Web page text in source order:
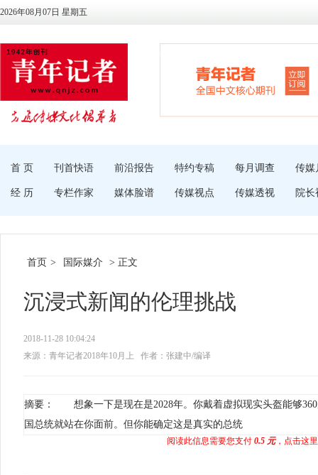
2026年08月07日 星期五
首 页 刊首快语 前沿报告 特约专稿 每月调查 传媒
经 历 专栏作家 媒体脸谱 传媒视点 传媒透视 院长
首页 > 国际媒介 > 正文
沉浸式新闻的伦理挑战
2018-11-28 10:04:24
来源：青年记者2018年10月上
作者：张建中/编译
摘要： 想象一下是现在是2028年。你戴着虚拟现实头盔能够
国总统就站在你面前。但你能确定这是真实的总统
阅读此信息需要您支付 0.5 元，点击这